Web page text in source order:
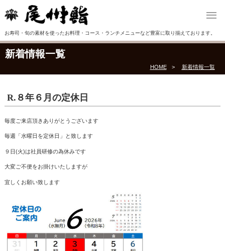
お寿司・旬の素材を使ったお料理・コース・ランチメニューなど豊富に取り揃えております。
新着情報一覧
HOME 新着情報一覧
R.８年６月の定休日
毎度ご来店頂きありがとうございます
毎週「水曜日を定休日」と致します
９日(火)は社員研修の為休みです
大変ご不便をお掛けいたしますが
宜しくお願い致します